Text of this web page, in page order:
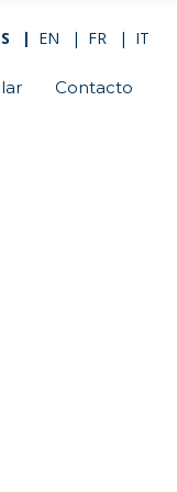
EN FR IT
Contacto